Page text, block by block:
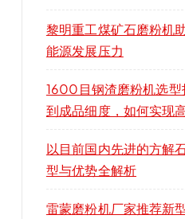
黎明重工煤矿石磨粉机
能源发展压力
1600目钢渣磨粉机选型
到成品细度，如何实现
以目前国内先进的方解
型与优势全解析
雷蒙磨粉机厂家推荐新